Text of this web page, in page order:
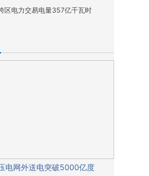
区电力交易电量357亿千瓦时
电网外送电突破5000亿度